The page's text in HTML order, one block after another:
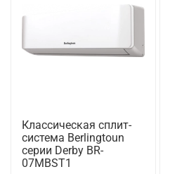
Классическая сплит-
система Berlingtoun
серии Derby BR-
07MBST1